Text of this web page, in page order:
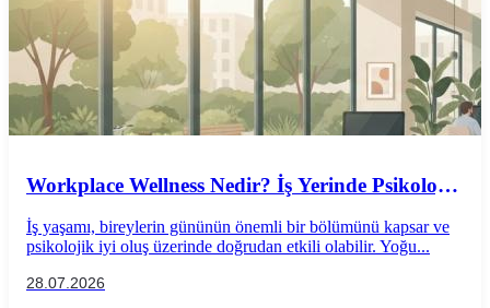
Workplace Wellness Nedir? İş Yerinde Psikolojik
İş yaşamı, bireylerin gününün önemli bir bölümünü kapsar ve
psikolojik iyi oluş üzerinde doğrudan etkili olabilir. Yoğu...
28.07.2026